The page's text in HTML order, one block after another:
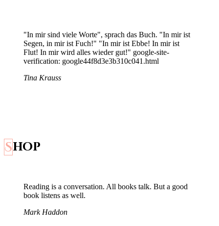
"In mir sind viele Worte", sprach das Buch. "In mir ist
Segen, in mir ist Fuch!" "In mir ist Ebbe! In mir ist
Flut! In mir wird alles wieder gut!" google-site-
verification: google44f8d3e3b310c041.html
Tina Krauss
Shop
Reading is a conversation. All books talk. But a good
book listens as well.
Mark Haddon